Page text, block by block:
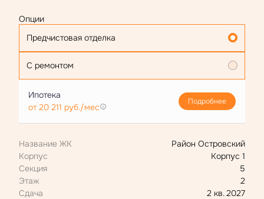
Опции
Предчистовая отделка
С ремонтом
Ипотека
от 20 211 руб./мес
Подробнее
Название ЖК
Район Островский
Корпус
Корпус 1
Секция
5
Этаж
2
Сдача
2 кв. 2027